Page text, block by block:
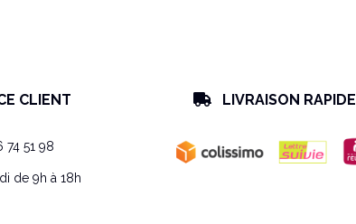
CLIENT
74 51 98
de 9h à 18h
 LIVRAISON RAPIDE